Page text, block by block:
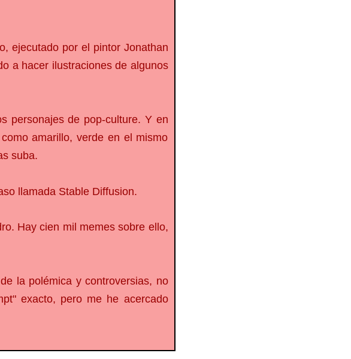
ejecutado por el pintor Jonathan
a hacer ilustraciones de algunos
personajes de pop-culture. Y en
amarillo, verde en el mismo
suba.
llamada Stable Diffusion.
Hay cien mil memes sobre ello,
la polémica y controversias, no
exacto, pero me he acercado